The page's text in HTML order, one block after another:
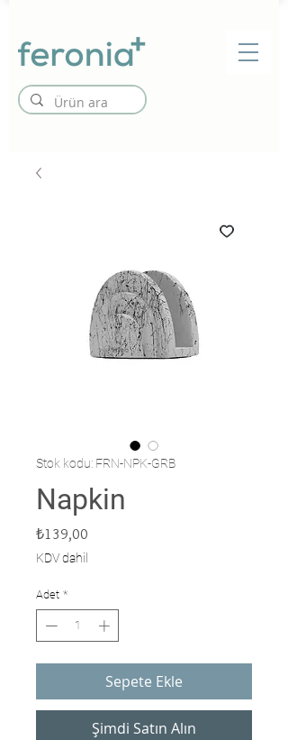
Stok kodu: FRN-NPK-GRB
Napkin
₺139,00
KDV dahil
Adet *
Sepete Ekle
Şimdi Satın Alın